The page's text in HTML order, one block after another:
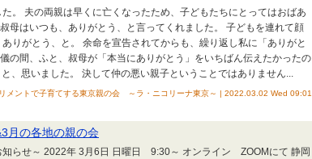
。 夫の両親は早くに亡くなったため、子どもたちにとってはおばあ
母はいつも、ありがとう、と言ってくれました。 子どもを連れて顔
りがとう、と。 余命を宣告されてからも、繰り返し私に「ありがと
の間、ふと、叔母が「本当にありがとう」をいちばん伝えたかったの
、思いました。 決して仲の悪い親子ということではありません...
メントで子育てする東京親の会 ～ラ・ニコリーナ東京～ | 2022.03.02 Wed 09:01
月の各地の親の会
らせ～ 2022年 3月6日 日曜日 9:30～ オンライン ZOOMにて 静岡